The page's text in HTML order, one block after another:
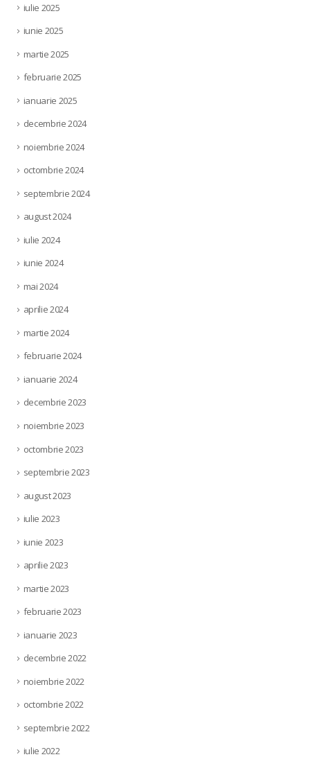
iulie 2025
iunie 2025
martie 2025
februarie 2025
ianuarie 2025
decembrie 2024
noiembrie 2024
octombrie 2024
septembrie 2024
august 2024
iulie 2024
iunie 2024
mai 2024
aprilie 2024
martie 2024
februarie 2024
ianuarie 2024
decembrie 2023
noiembrie 2023
octombrie 2023
septembrie 2023
august 2023
iulie 2023
iunie 2023
aprilie 2023
martie 2023
februarie 2023
ianuarie 2023
decembrie 2022
noiembrie 2022
octombrie 2022
septembrie 2022
iulie 2022